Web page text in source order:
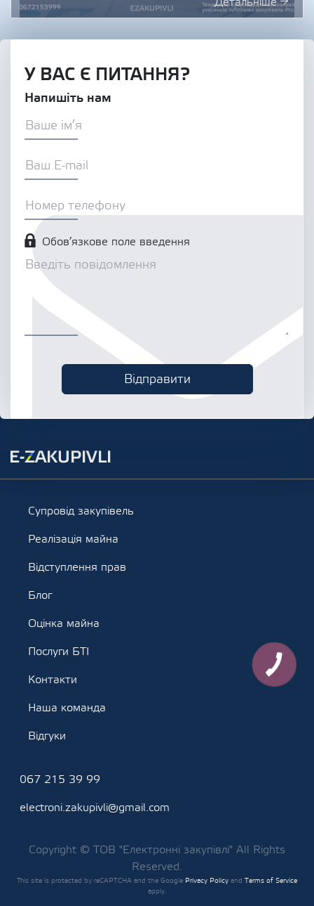
У ВАС Є ПИТАННЯ?
Напишіть нам
Обов’язкове поле введення
Супровід закупівель
Реалізація майна
Відступлення прав
Блог
Оцінка майна
Послуги БТІ
Контакти
Наша команда
Відгуки
067 215 39 99
electroni.zakupivli@gmail.com
Copyright © ТОВ "Електронні закупівлі" All Rights
Reserved.
This site is protected by reCAPTCHA and the Google Privacy Policy and Terms of Service
apply.